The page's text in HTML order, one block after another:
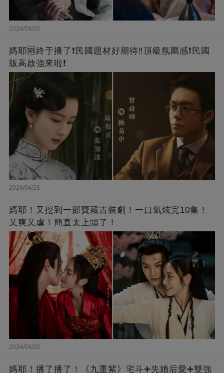
2024/04/28
媽耶🆘終于播了❗️民國題材好期待‼️頂級氛圍感❗️民國
版高啟強來啦❗
2024/04/28
媽耶！又挖到一部寶藏古裝劇！一口氣炫完10集！
又爽又虐！簡直太上頭了！
2024/04/28
媽耶！播了播了！《九重紫》宅斗➕先婚后愛➕雙強